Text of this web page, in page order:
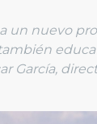
un nuevo
educa
García,